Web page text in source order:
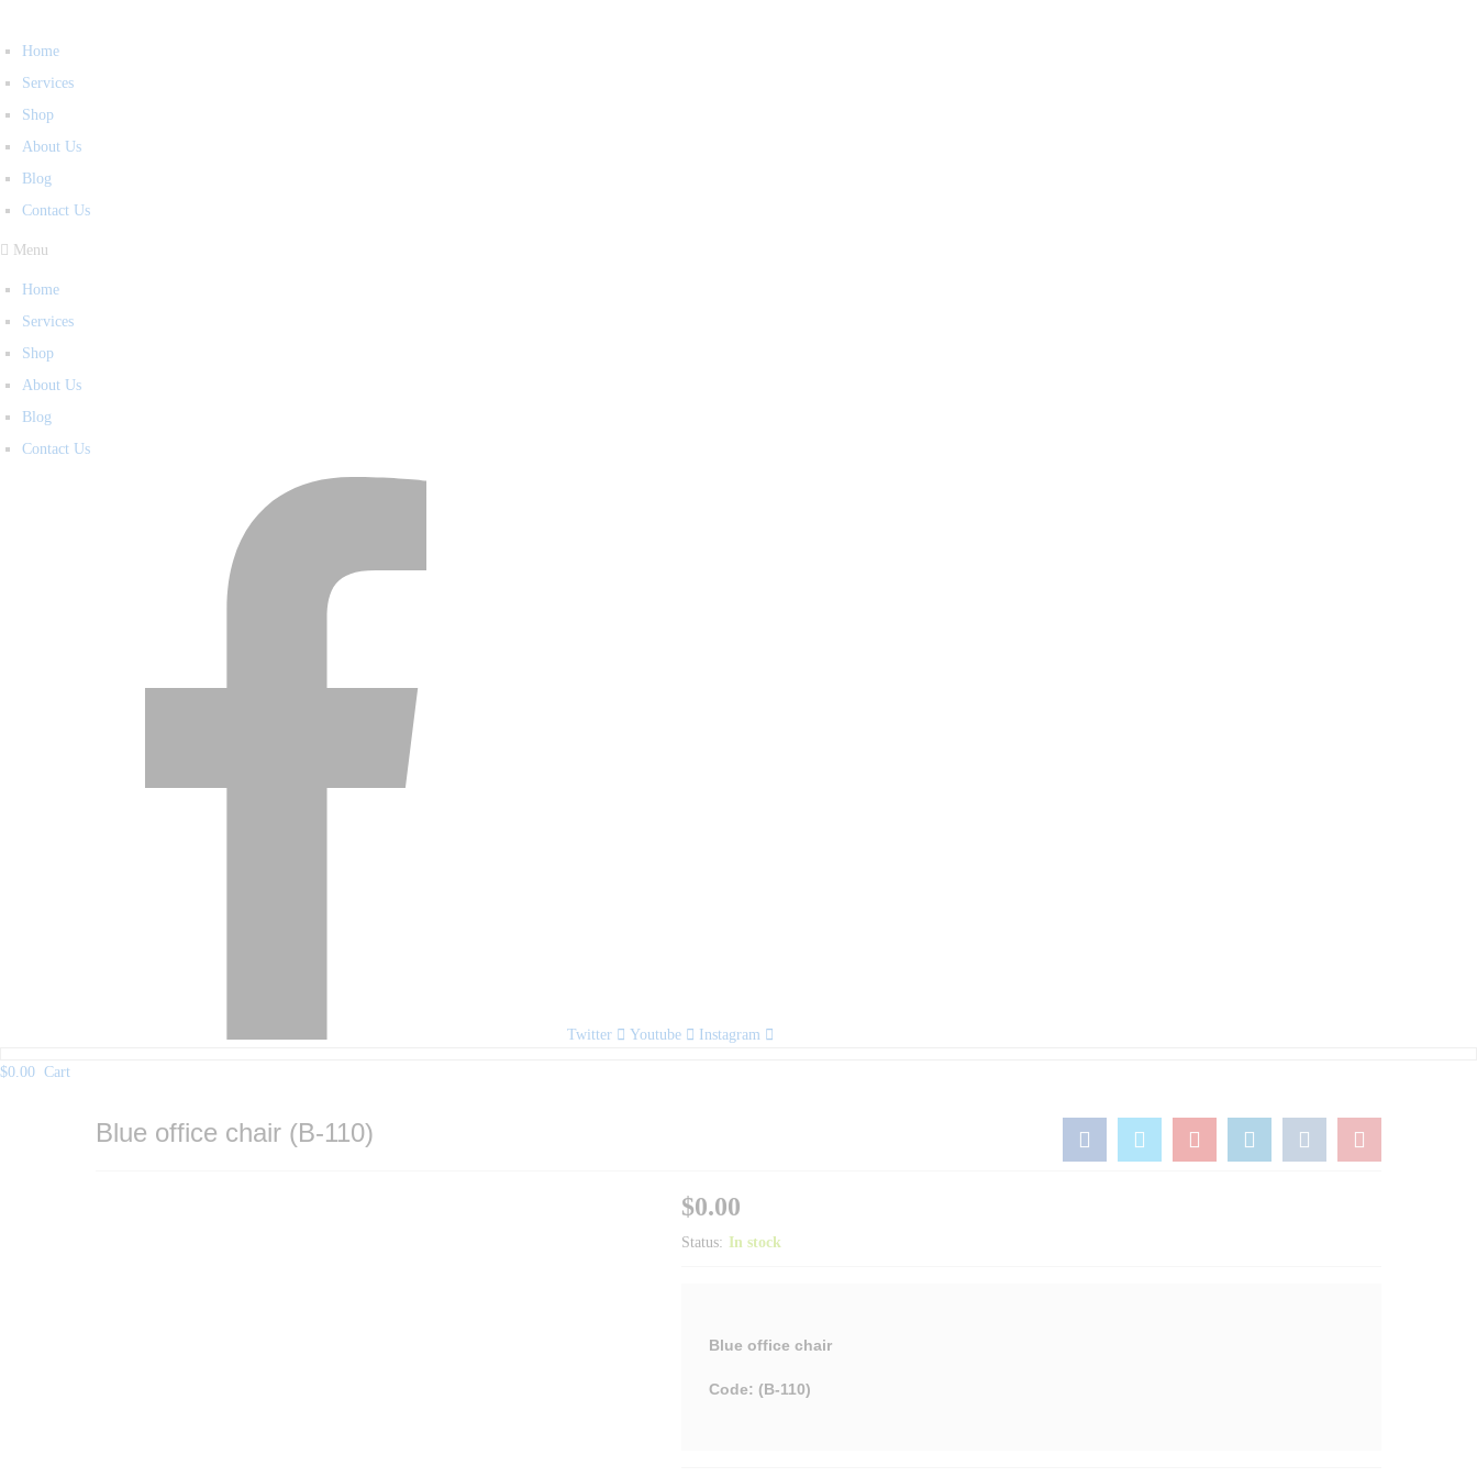
Home
Services
Shop
About Us
Blog
Contact Us
Menu
Home
Services
Shop
About Us
Blog
Contact Us
Twitter Youtube Instagram
$0.00 Cart
Blue office chair (B-110)
$0.00
Status: In stock
Blue office chair
Code: (B-110)